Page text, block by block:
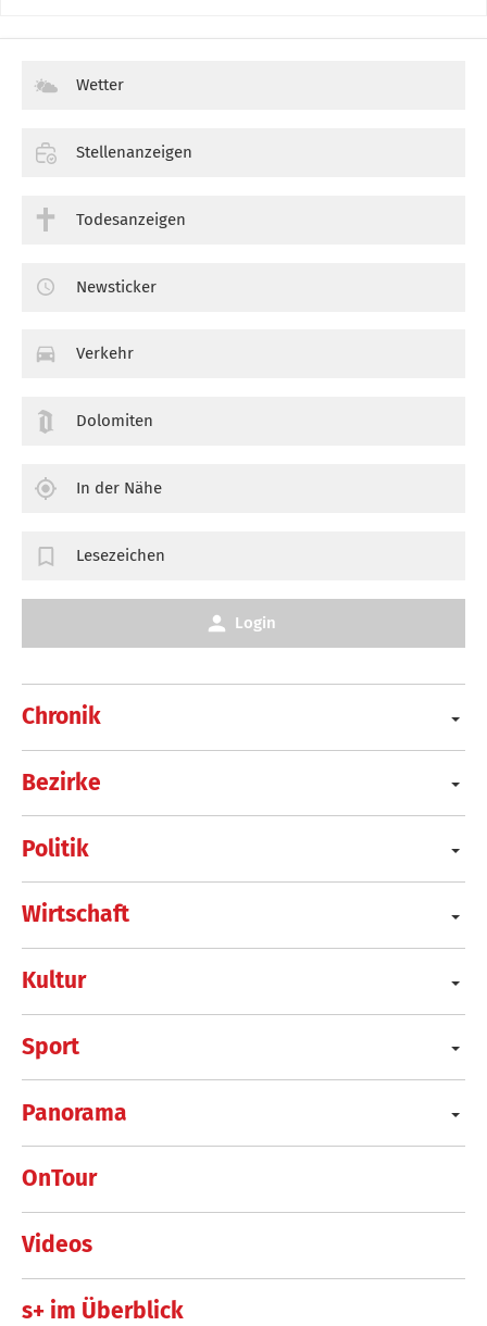
Chronik
Bezirke
Politik
Wirtschaft
Kultur
Sport
Panorama
OnTour
Videos
s+ im Überblick
Wetter
Stellenanzeigen
Todesanzeigen
Newsticker
Verkehr
Dolomiten
In der Nähe
Lesezeichen
Login